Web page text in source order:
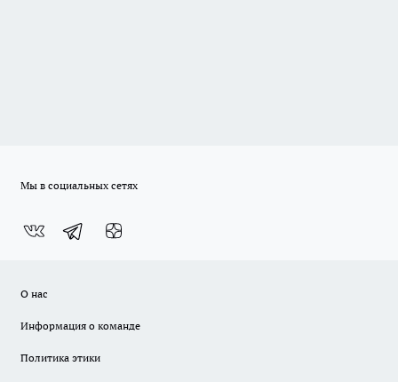
Мы в социальных сетях
О нас
Информация о команде
Политика этики